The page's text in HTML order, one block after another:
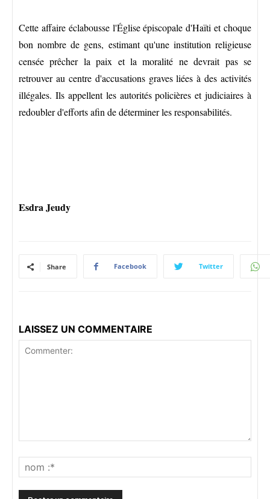
Cette affaire éclabousse l'Église épiscopale d'Haïti et choque
bon nombre de gens, estimant qu'une institution religieuse
censée prêcher la paix et la moralité ne devrait pas se
retrouver au centre d'accusations graves liées à des activités
illégales. Ils appellent les autorités policières et judiciaires à
redoubler d'efforts afin de déterminer les responsabilités.
Esdra Jeudy
Share Facebook Twitter
LAISSEZ UN COMMENTAIRE